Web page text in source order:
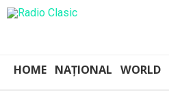
HOME NAȚIONAL WORLD